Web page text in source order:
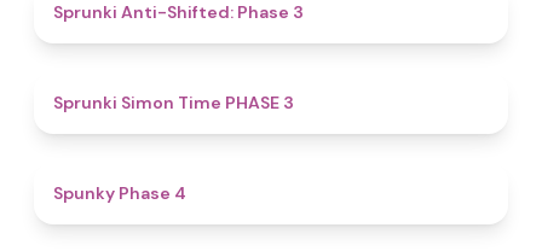
Sprunki Anti-Shifted: Phase 3
Sprunki Simon Time PHASE 3
Spunky Phase 4